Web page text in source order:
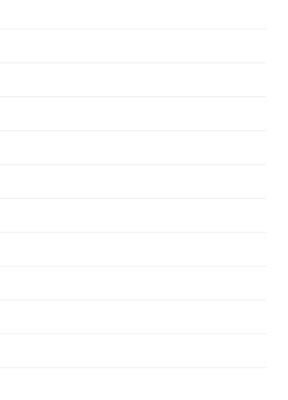
UNITÀ DI SIENA
UNITÀ DI MESSINA